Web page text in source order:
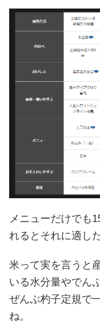
メニューだけでも
れるとそれに適し
米って実を言うと
いる水分量やでん
ぜんぶ杓子定規で
ね。